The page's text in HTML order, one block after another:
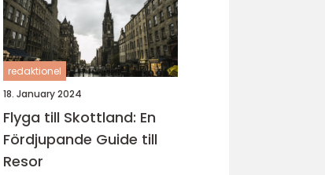
redaktionel
18. January 2024
Flyga till Skottland: En
Fördjupande Guide till
Resor